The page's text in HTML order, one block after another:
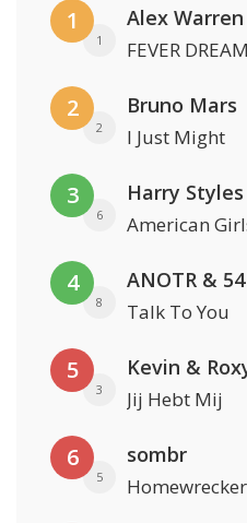
1
1
Alex Warren
FEVER DREAM
2
2
Bruno Mars
I Just Might
3
6
Harry Styles
American
4
8
ANOTR &
Talk To You
5
3
Kevin &
Jij Hebt Mij
6
5
sombr
Homewrecker